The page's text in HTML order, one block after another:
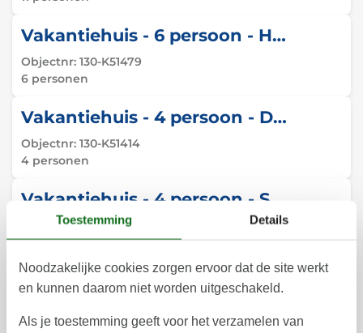
Vakantiehuis - 6 persoon - Hejrevej - Næs - 4760 - Vordingborg
Objectnr: 130-K51479
6 personen
Vakantiehuis - 4 persoon - Dalvej - Næs - 4760 - Vordingborg
Objectnr: 130-K51414
4 personen
Objectnr:130-K51480
4 personen
Vakantiehuis - 6 persoon - Hejrevej - Næs - 4760 - Vordingborg
6 personen
Toestemming Details
Noodzakelijke cookies zorgen ervoor dat de site werkt
en kunnen daarom niet worden uitgeschakeld.
Als je toestemming geeft voor het verzamelen van